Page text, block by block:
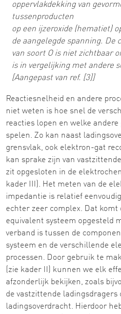
oppervlakdekking van
tussenproducten
op een ijzeroxide (hematiet)
de aangelegde spanning. De
van soort O is niet zichtbaar
is in vergelijking met andere
[Aangepast van ref. [3]]
Reactiesnelheid en andere
niet weten is hoe snel de
reacties lopen en welke
spelen. Zo kan naast
grensvlak, ook elektron-gat
kan sprake zijn van
zit opgesloten in de
kader III). Het meten van de
impedantie is relatief
echter zeer complex. Dat
equivalent systeem opgesteld
verband is tussen de
systeem en de verschillende
processen. Door gebruik te
(zie kader II) kunnen we elk
afzonderlijk bekijken, zoals
de vastzittende ladingsdragers
ladingsoverdracht. Hierdoor